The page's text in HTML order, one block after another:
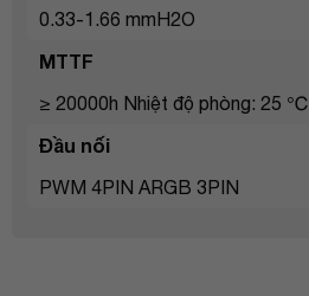
0.33-1.66 mmH2O
MTTF
≥ 20000h Nhiệt độ phòng: 25 ℃
Đầu nối
PWM 4PIN ARGB 3PIN